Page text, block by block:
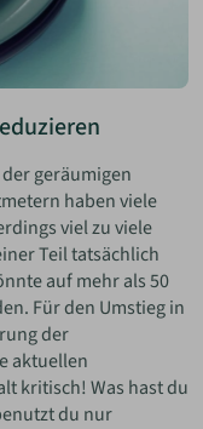
geräumigen
haben viele
viel zu viele
Teil tatsächlich
auf mehr als 50
Für den Umstieg in
der
aktuellen
kritisch! Was hast du
du nur